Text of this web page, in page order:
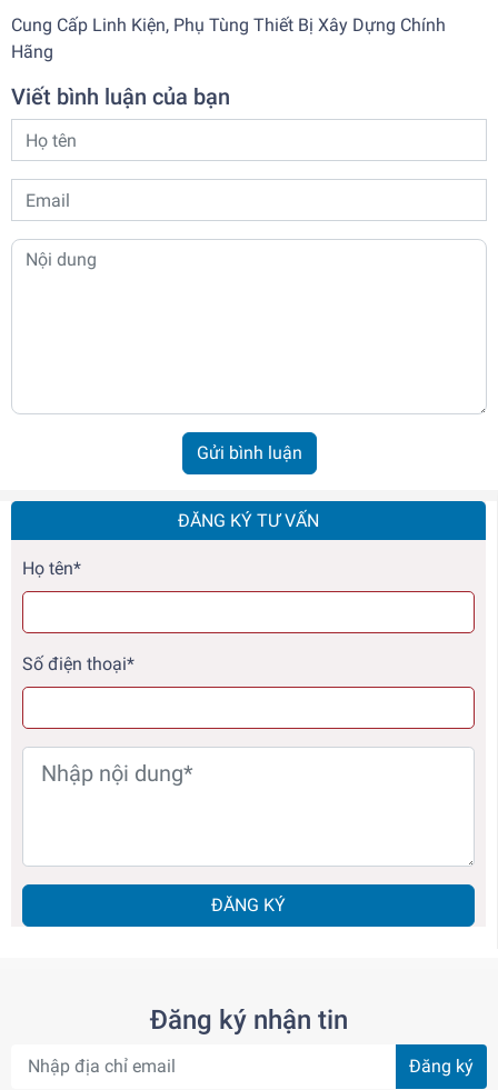
ĐĂNG KÝ TƯ VẤN
Họ tên*
Số điện thoại*
ĐĂNG KÝ
Cung Cấp Linh Kiện, Phụ Tùng Thiết Bị Xây Dựng Chính
Hãng
Viết bình luận của bạn
Gửi bình luận
Đăng ký nhận tin
Đăng ký